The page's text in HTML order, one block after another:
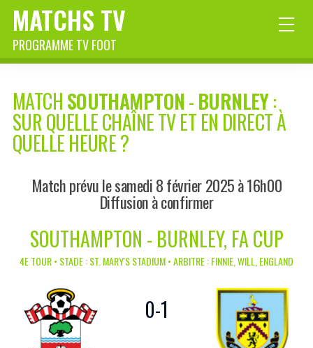
MATCHS TV
PROGRAMME TV FOOT
MATCHSOUTHAMPTON-BURNLEY:
SUR QUELLE CHAÎNE TV ET EN DIRECT À
QUELLE HEURE ?
Match prévu le samedi 8 février 2025 à 16h00
Diffusion à confirmer
SOUTHAMPTON - BURNLEY, FA CUP
4E TOUR • STADE : ST. MARY'S STADIUM • ARBITRE : FINNIE, WILL, ENGLAND
0-1